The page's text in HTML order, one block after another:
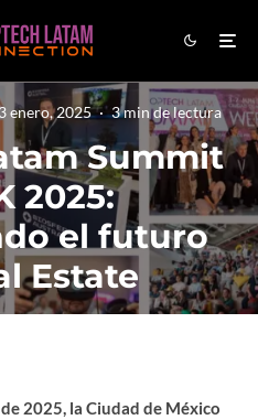
enero, 2025 · 3 min de lectura
Summit
2025:
el futuro
Estate
2025, la Ciudad de México